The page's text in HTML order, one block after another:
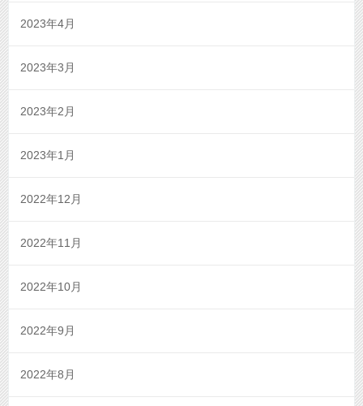
2023年4月
2023年3月
2023年2月
2023年1月
2022年12月
2022年11月
2022年10月
2022年9月
2022年8月